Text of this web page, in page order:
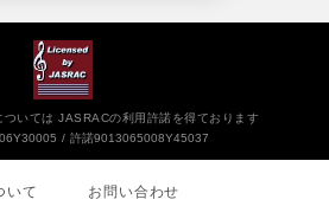
ついては JASRACの利用許諾を得ております
許諾9013065008Y45037
いて
お問い合わせ